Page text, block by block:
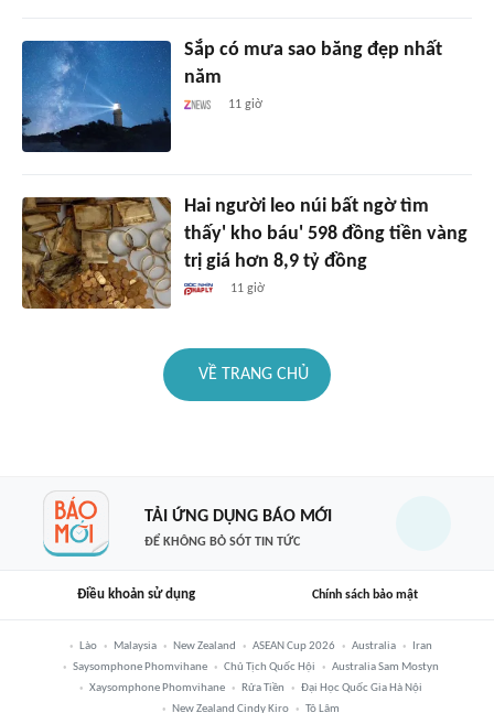
Sắp có mưa sao băng đẹp nhất
năm
11 giờ
Hai người leo núi bất ngờ tìm
thấy' kho báu' 598 đồng tiền vàng
trị giá hơn 8,9 tỷ đồng
11 giờ
VỀ TRANG CHỦ
TẢI ỨNG DỤNG BÁO MỚI
ĐỂ KHÔNG BỎ SÓT TIN TỨC
Điều khoản sử dụng Chính sách bảo mật
Lào Malaysia New Zealand ASEAN Cup 2026 Australia
Iran
Saysomphone Phomvihane
Chủ Tịch Quốc Hội
Australia Sam Mostyn
Xaysomphone Phomvihane
Rửa Tiền
Đại Học Quốc Gia Hà Nội
New Zealand Cindy Kiro
Tô Lâm